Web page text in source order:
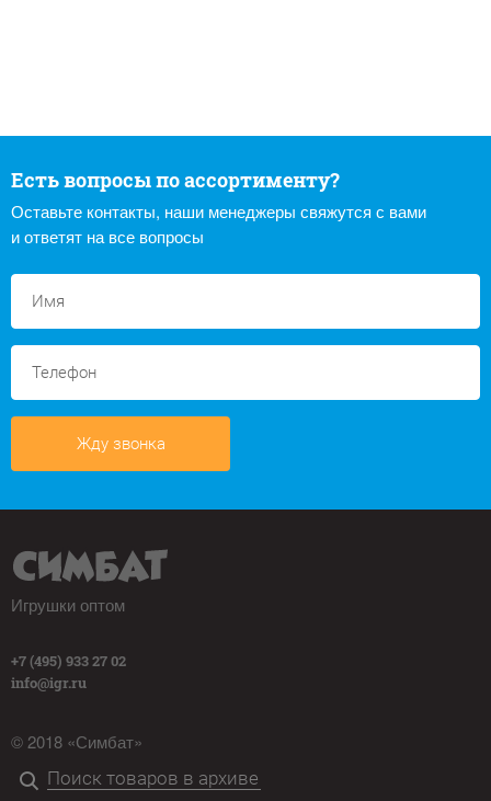
Есть вопросы по ассортименту?
Оставьте контакты, наши менеджеры свяжутся с вами
и ответят на все вопросы
Жду звонка
Игрушки оптом
+7 (495) 933 27 02
info@igr.ru
© 2018 «Симбат»